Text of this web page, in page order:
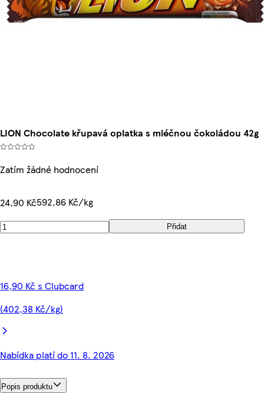
LION Chocolate křupavá oplatka s mléčnou čokoládou 42g
Zatím žádné hodnocení
24,90 Kč592,86 Kč/kg
Přidat
16,90 Kč s Clubcard
(402,38 Kč/kg)
Nabídka platí do 11. 8. 2026
Popis produktu